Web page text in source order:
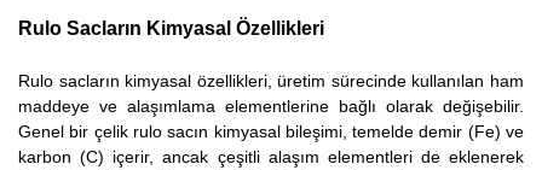
Rulo Sacların Kimyasal Özellikleri
Rulo sacların kimyasal özellikleri, üretim sürecinde kullanılan ham
maddeye ve alaşımlama elementlerine bağlı olarak değişebilir.
Genel bir çelik rulo sacın kimyasal bileşimi, temelde demir (Fe) ve
karbon (C) içerir, ancak çeşitli alaşım elementleri de eklenerek